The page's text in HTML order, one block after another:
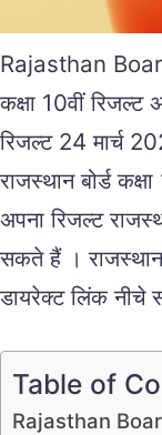
Rajasthan
कक्षा 10वीं रिजल्ट
रिजल्ट 24 मार्च
राजस्थान बोर्ड
अपना रिजल्ट
सकते हैं । राजस्थान
डायरेक्ट लिंक नीचे
Table of
Rajasthan